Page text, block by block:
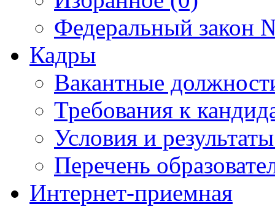
Федеральный закон
Кадры
Вакантные
Требования к
Условия и
Перечень
Интернет-приемная